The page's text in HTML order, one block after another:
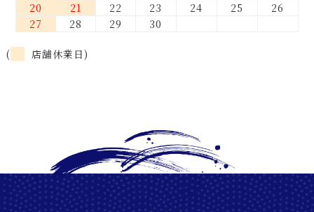
20
21 22 23 24 25
26
27
28 29 30
( 店舗休業日)